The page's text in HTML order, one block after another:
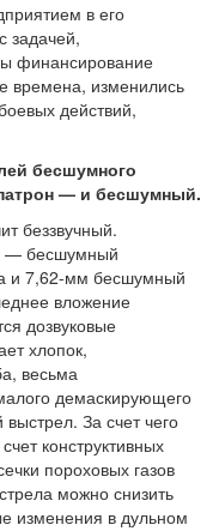
в его
задачей,
финансирование
времена, изменились
действий,
бесшумного
— и бесшумный.
беззвучный.
— бесшумный
и 7,62-мм бесшумный
вложение
дозвуковые
хлопок,
весьма
демаскирующего
За счет чего
конструктивных
пороховых газов
можно снизить
изменения в дульном